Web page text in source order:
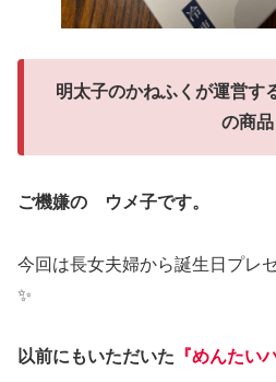
明太子のかねふくが運営す
の商品
ご機嫌の ウメ子です。
今回は長女夫婦から誕生日プレ
✨
以前にもいただいた 『めんたい